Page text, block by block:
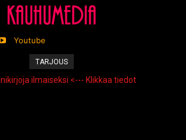
Youtube
TARJOUS
ilmaiseksi <--- Klikkaa tiedot